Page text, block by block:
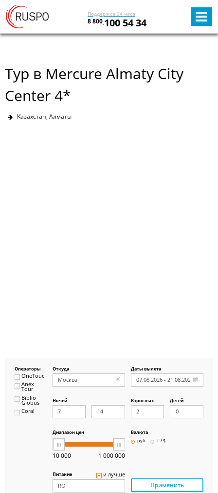
Поддержка 24 часа
8 800 100 54 34
Тур в Mercure Almaty City
Center 4*
Казахстан, Алматы
Операторы
OneTouch&Travel
Anex
Tour
Biblio
Globus
Coral
Откуда Даты вылета
Ночей Взрослых Детей
Диапазон цен
10 000 1 000 000
Валюта
руб.
€ / $
Питание и лучше
Применить